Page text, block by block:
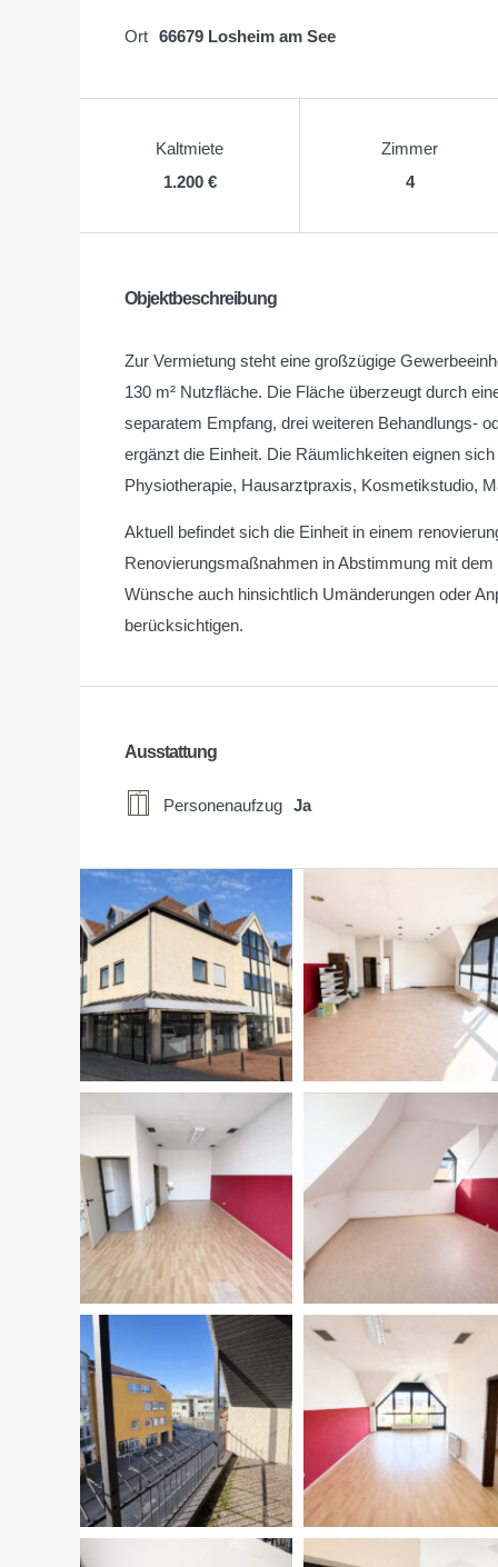
Ort 66679 Losheim am See
Kaltmiete
1.200 €
Zimmer
4
Objektbeschreibung
Zur Vermietung steht eine großzügige
130 m² Nutzfläche. Die Fläche überzeugt durch
separatem Empfang, drei weiteren Behandlungs-
ergänzt die Einheit. Die Räumlichkeiten eignen
Physiotherapie, Hausarztpraxis, Kosmetikstudio,
Aktuell befindet sich die Einheit in einem
Renovierungsmaßnahmen in Abstimmung mit
Wünsche auch hinsichtlich Umänderungen oder
berücksichtigen.
Ausstattung
Personenaufzug Ja